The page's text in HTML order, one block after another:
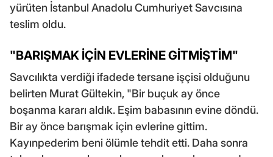
yürüten İstanbul Anadolu Cumhuriyet Savcısına
teslim oldu.
"BARIŞMAK İÇİN EVLERİNE GİTMİŞTİM"
Savcılıkta verdiği ifadede tersane işçisi olduğunu
belirten Murat Gültekin, "Bir buçuk ay önce
boşanma kararı aldık. Eşim babasının evine döndü.
Bir ay önce barışmak için evlerine gittim.
Kayınpederim beni ölümle tehdit etti. Daha sonra